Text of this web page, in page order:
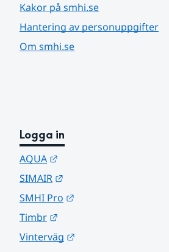
Kakor på smhi.se
Hantering av personuppgifter
Om smhi.se
Logga in
AQUA
SIMAIR
SMHI Pro
Timbr
Vinterväg